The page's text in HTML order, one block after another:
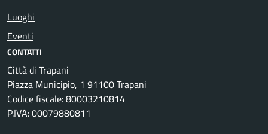
Luoghi
Eventi
CONTATTI
Città di Trapani
Piazza Municipio, 1 91100 Trapani
Codice fiscale: 80003210814
P.IVA: 00079880811